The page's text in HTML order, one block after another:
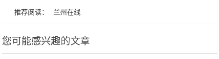
推荐阅读： 兰州在线
您可能感兴趣的文章